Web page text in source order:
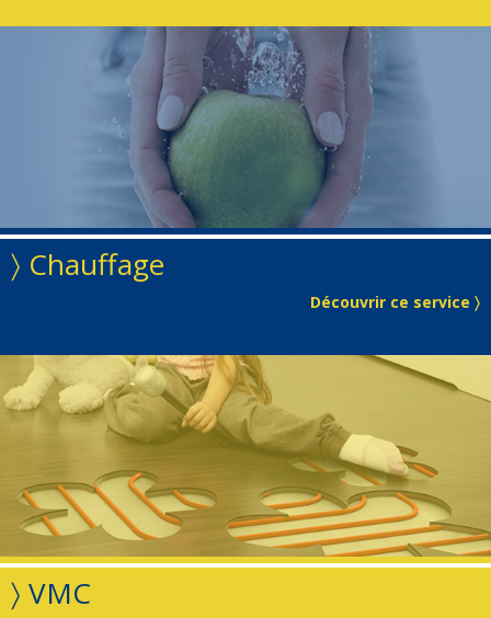
〉 Chauffage
Découvrir ce service 〉
〉 VMC